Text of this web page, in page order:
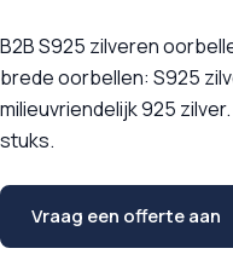
B2B S925 zilveren
brede oorbellen: S925
milieuvriendelijk 925
stuks.
Vraag een offerte aan